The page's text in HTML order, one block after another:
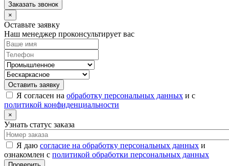
Заказать звонок
×
Оставьте заявку
Наш менеджер проконсультирует вас
Оставить заявку
Я согласен на обработку персональных данных и с
политикой конфиденциальности
×
Узнать статус заказа
Я даю согласие на обработку персональных данных и
ознакомлен с политикой обработки персональных данных